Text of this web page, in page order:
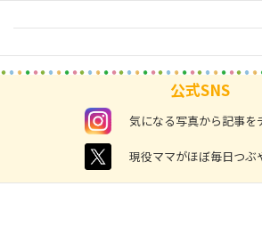
公式SNS
instagram 気になる写真から記事を
twitter 現役ママがほぼ毎日つぶ